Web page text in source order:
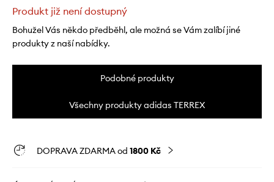
Produkt již není dostupný
Bohužel Vás někdo předběhl, ale možná se Vám zalíbí jiné
produkty z naší nabídky.
Podobné produkty
Všechny produkty adidas TERREX
DOPRAVA ZDARMA od 1800 Kč